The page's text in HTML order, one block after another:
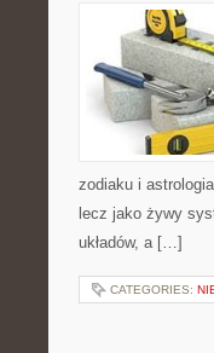
zodiaku i
lecz jako żywy
układów, a […]
CATEGORIES: